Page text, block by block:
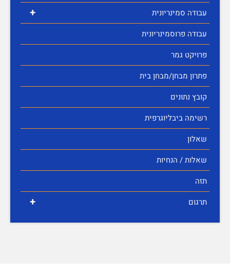
+
עבודה סמינריונית
עבודה פרוסמינריונית
פרויקט גמר
פתרון מבחן/מבחן בית
קובץ נתונים
רשימה ביבליוגרפית
שאלון
שאלות / הנחיות
תזה
+ תרגום